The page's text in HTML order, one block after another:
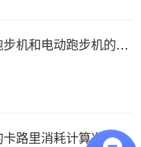
无动力跑步机和电动跑步机的区别是什么？
跑步机的卡路里消耗计算准确吗？